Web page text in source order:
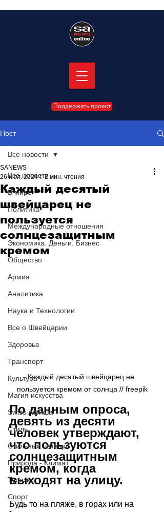
Поддержать проект
Пост
Все новости
В мире
Политика
Международные отношения
Экономика. Деньги. Бизнес
Общество
Армия
Аналитика
Наука и Технологии
Все о Швейцарии
Здоровье
Транспорт
Культура
Магия искусства
Swiss Афиша
Стиль
Стильный четверг
Природа - Климат
Туризм
Спорт
Все новости
Каждый десятый
швейцарец не
пользуется
солнцезащитным
кремом
SANEWS
26 июл. 2024 г. 2 мин. чтения
Каждый десятый швейцарец не
пользуется кремом от солнца // freepik
По данным опроса,
девять из десяти
человек утверждают,
что пользуются
солнцезащитным
кремом, когда
выходят на улицу.
Будь то на пляже, в горах или на